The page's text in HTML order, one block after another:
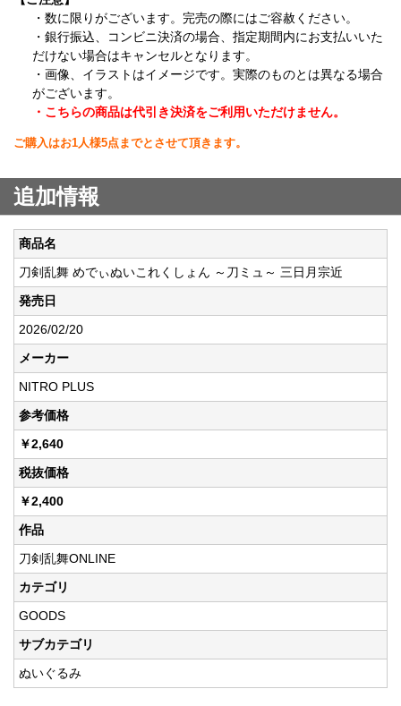
・数に限りがございます。完売の際にはご容赦ください。
・銀行振込、コンビニ決済の場合、指定期間内にお支払いいた
だけない場合はキャンセルとなります。
・画像、イラストはイメージです。実際のものとは異なる場合
がございます。
・こちらの商品は代引き決済をご利用いただけません。
ご購入はお1人様5点までとさせて頂きます。
追加情報
商品名
刀剣乱舞 めでぃぬいこれくしょん ～刀ミュ～ 三日月宗近
発売日
2026/02/20
メーカー
NITRO PLUS
参考価格
￥2,640
税抜価格
￥2,400
作品
刀剣乱舞ONLINE
カテゴリ
GOODS
サブカテゴリ
ぬいぐるみ